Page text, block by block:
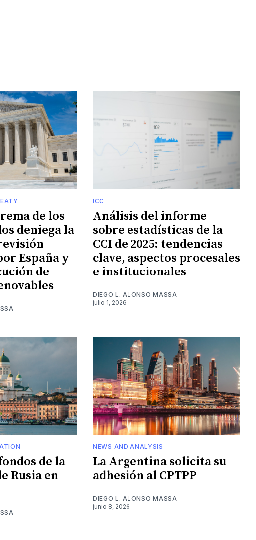
de los
deniega la
España y
de
ICC
Análisis del informe
sobre estadísticas de la
CCI de 2025: tendencias
clave, aspectos procesales
e institucionales
DIEGO L. ALONSO MASSA
julio 1, 2026
de la
Rusia en
NEWS AND ANALYSIS
La Argentina solicita su
adhesión al CPTPP
DIEGO L. ALONSO MASSA
junio 8, 2026